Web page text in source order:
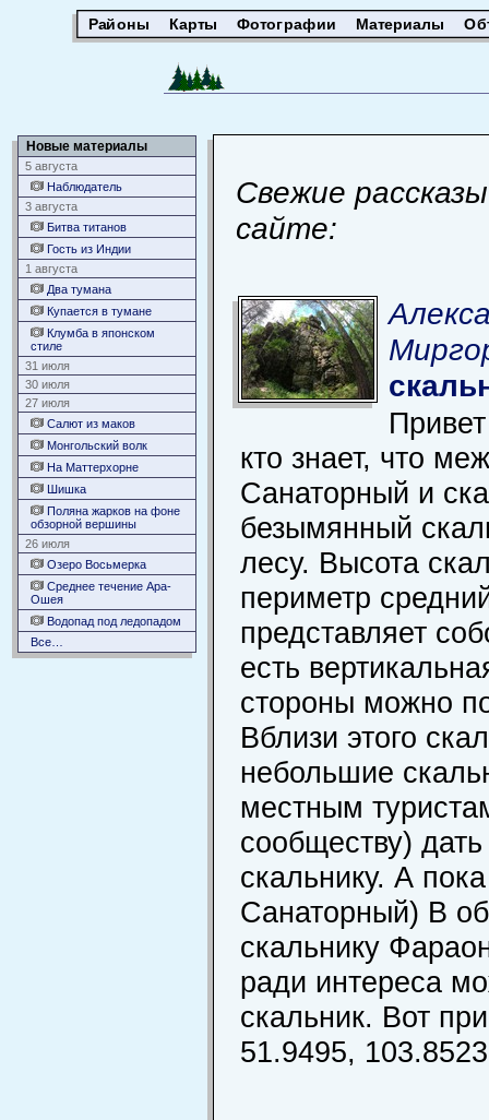
Районы Карты Фотографии Материалы
Новые материалы
5 августа
Наблюдатель
3 августа
Битва титанов
Гость из Индии
1 августа
Два тумана
Купается в тумане
Клумба в японском
стиле
31 июля
30 июля
27 июля
Салют из маков
Монгольский волк
На Маттерхорне
Шишка
Поляна жарков на фоне
обзорной вершины
26 июля
Озеро Восьмерка
Среднее течение Ара-
Ошея
Водопад под ледопадом
Все…
Свежие
сайте:
кто знает, что
Санаторный и
безымянный
лесу. Высота
периметр
представляет
есть
стороны можно
Вблизи этого
небольшие
местным
сообществу)
скальнику. А
Санаторный) В
скальнику
ради интереса
скальник. Вот
51.9495,